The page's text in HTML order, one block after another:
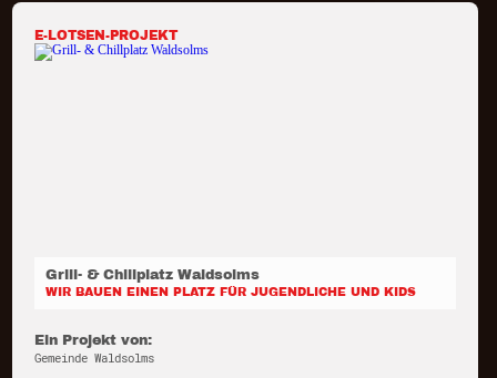
E-LOTSEN-PROJEKT
Grill- & Chillplatz Waldsolms
WIR BAUEN EINEN PLATZ FÜR JUGENDLICHE UND KIDS
Ein Projekt von:
Gemeinde Waldsolms